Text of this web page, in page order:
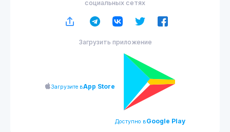
социальных сетях
Загрузить приложение
Загрузите вApp Store
Доступно вGoogle Play